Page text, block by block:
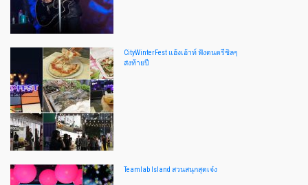
CityWinterFest แฮ้งเอ้าท์ ฟังดนตรีชิลๆ
ส่งท้ายปี
Teamlab Island สวนสนุกสุดเจ๋ง